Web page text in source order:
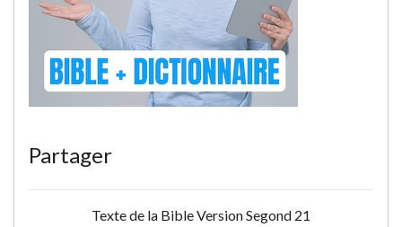
Partager
Texte de la Bible Version Segond 21